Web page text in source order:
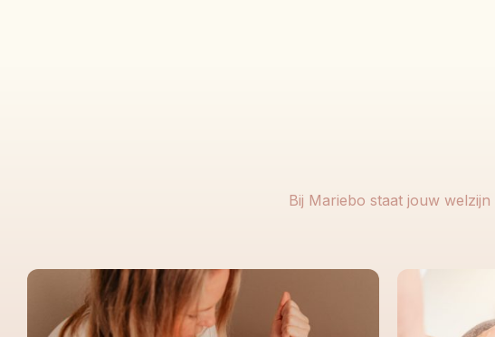
Bij Mariebo staat jouw